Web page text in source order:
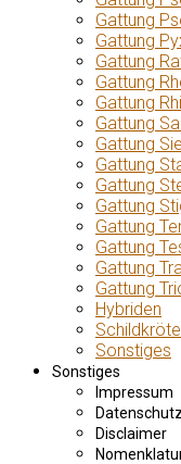
Gattung
Gattung
Gattung
Gattung
Gattung
Gattung
Gattung
Gattung
Gattung
Gattung
Gattung
Gattung
Gattung
Gattung
Hybriden
Sonstiges
Sonstiges
Impressum
Disclaimer